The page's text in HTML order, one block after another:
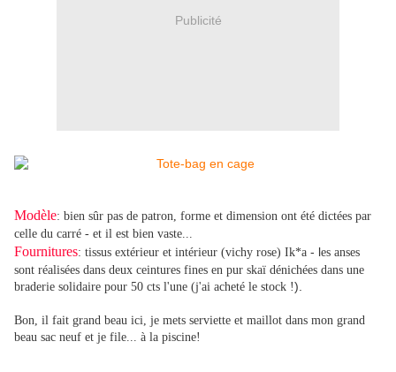
Publicité
Modèle: bien sûr pas de patron, forme et dimension ont été dictées par
celle du carré - et il est bien vaste...
Fournitures: tissus extérieur et intérieur (vichy rose) Ik*a - les anses
sont réalisées dans deux ceintures fines en pur skaï dénichées dans une
braderie solidaire pour 50 cts l'une (j'ai acheté le stock !).
Bon, il fait grand beau ici, je mets serviette et maillot dans mon grand
beau sac neuf et je file... à la piscine!